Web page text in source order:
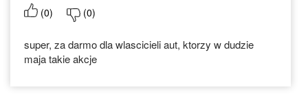
(0) (0)
super, za darmo dla wlascicieli aut, ktorzy w dudzie
maja takie akcje